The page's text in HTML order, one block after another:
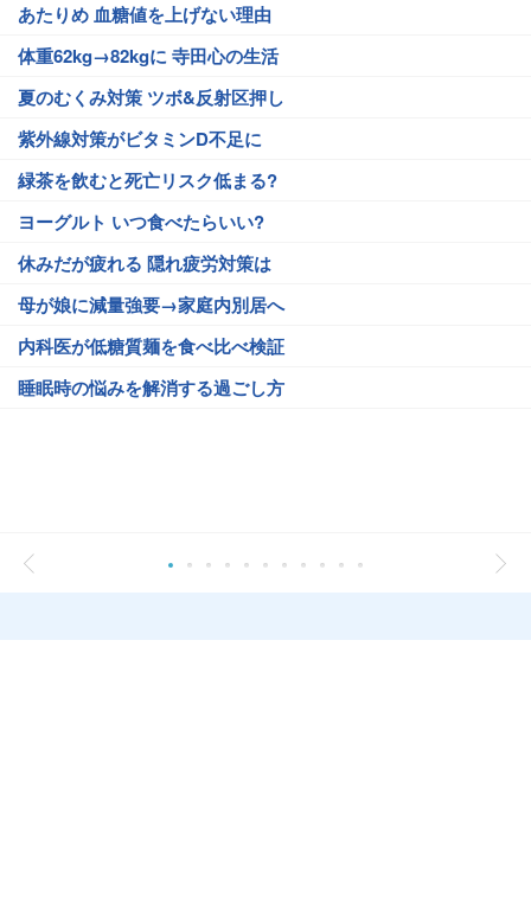
あたりめ 血糖値を上げない理由
体重62kg→82kgに 寺田心の生活
夏のむくみ対策 ツボ&反射区押し
紫外線対策がビタミンD不足に
緑茶を飲むと死亡リスク低まる?
ヨーグルト いつ食べたらいい?
休みだが疲れる 隠れ疲労対策は
母が娘に減量強要→家庭内別居へ
内科医が低糖質麺を食べ比べ検証
睡眠時の悩みを解消する過ごし方